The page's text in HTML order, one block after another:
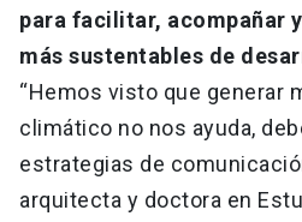
para facilitar, acompañar
más sustentables de
“Hemos visto que generar
climático no nos ayuda,
estrategias de
arquitecta y doctora en